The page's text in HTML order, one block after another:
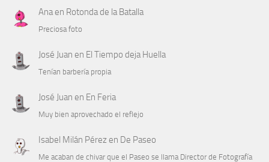
Anaen Rotonda de la Batalla
Preciosa foto
José Juan en El Tiempo deja Huella
Tenían barbería propia
José Juan en En Feria
Muy bien aprovechado el reflejo
Isabel Milán Pérezen De Paseo
Me acaban de chivar que el Paseo se llama Director de Fotografía